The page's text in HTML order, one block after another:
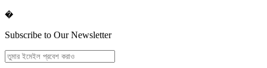
�
Subscribe to Our Newsletter